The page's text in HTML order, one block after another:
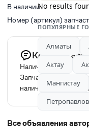
В наличии
Номер (артикул)
Комментарий
Наличный и
Запчасти
наличии. Запчасти
Все объявления
No results
ПОПУЛЯРНЫЕ
Алматы
Актау
Мангистау